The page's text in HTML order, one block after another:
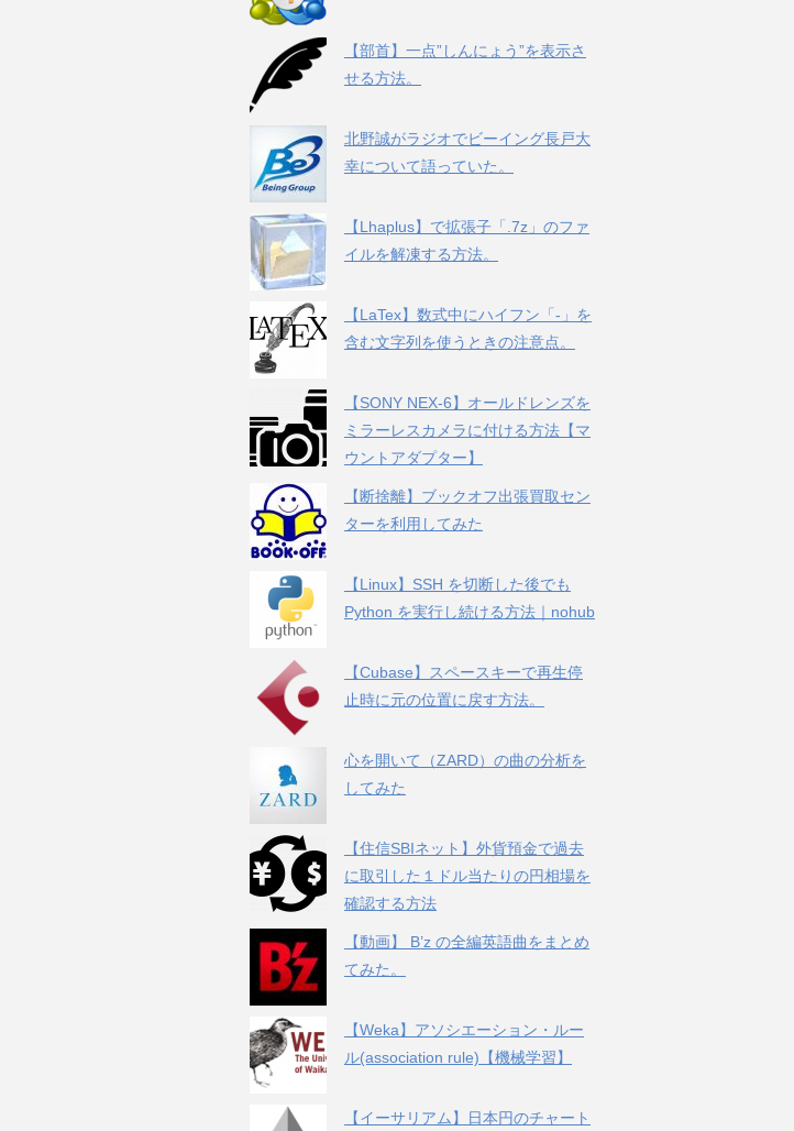
【部首】一点”しんにょう”を表示さ
せる方法。
北野誠がラジオでビーイング長戸大
幸について語っていた。
【Lhaplus】で拡張子「.7z」のファ
イルを解凍する方法。
【LaTex】数式中にハイフン「-」を
含む文字列を使うときの注意点。
【SONY NEX-6】オールドレンズを
ミラーレスカメラに付ける方法【マ
ウントアダプター】
【断捨離】ブックオフ出張買取セン
ターを利用してみた
【Linux】SSH を切断した後でも
Python を実行し続ける方法｜nohub
【Cubase】スペースキーで再生停
止時に元の位置に戻す方法。
心を開いて（ZARD）の曲の分析を
してみた
【住信SBIネット】外貨預金で過去
に取引した１ドル当たりの円相場を
確認する方法
【動画】 B’z の全編英語曲をまとめ
てみた。
【Weka】アソシエーション・ルー
ル(association rule)【機械学習】
【イーサリアム】日本円のチャート